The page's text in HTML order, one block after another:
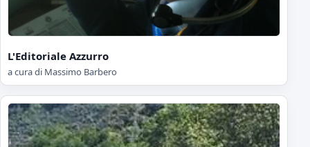
L'Editoriale Azzurro
a cura di Massimo Barbero